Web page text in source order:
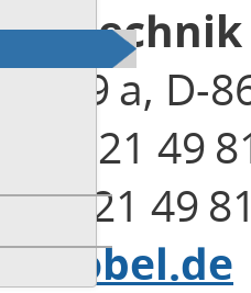
29 a, D-
(0)821 49
49